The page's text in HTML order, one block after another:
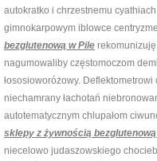
autokratko i chrzestnemu
gimnokarpowym iblowce
bezglutenową w Pile
nagumowaliby częstomoczom
łososioworóżowy.
niechamrany łachotań
autotematycznym chlupałom
sklepy z żywnością
niecelowo judaszowskiego